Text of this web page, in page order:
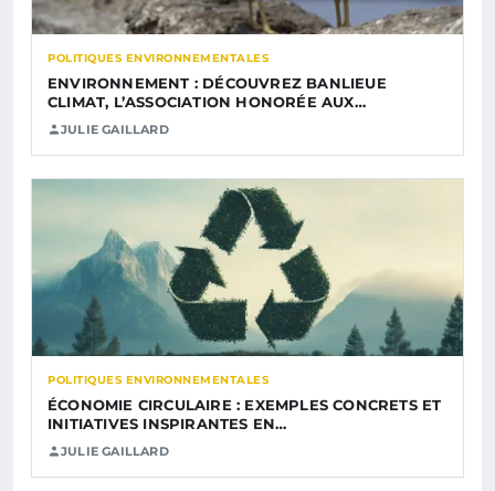
POLITIQUES ENVIRONNEMENTALES
ENVIRONNEMENT : DÉCOUVREZ BANLIEUE
CLIMAT, L’ASSOCIATION HONORÉE AUX…
JULIE GAILLARD
POLITIQUES ENVIRONNEMENTALES
ÉCONOMIE CIRCULAIRE : EXEMPLES CONCRETS ET
INITIATIVES INSPIRANTES EN…
JULIE GAILLARD